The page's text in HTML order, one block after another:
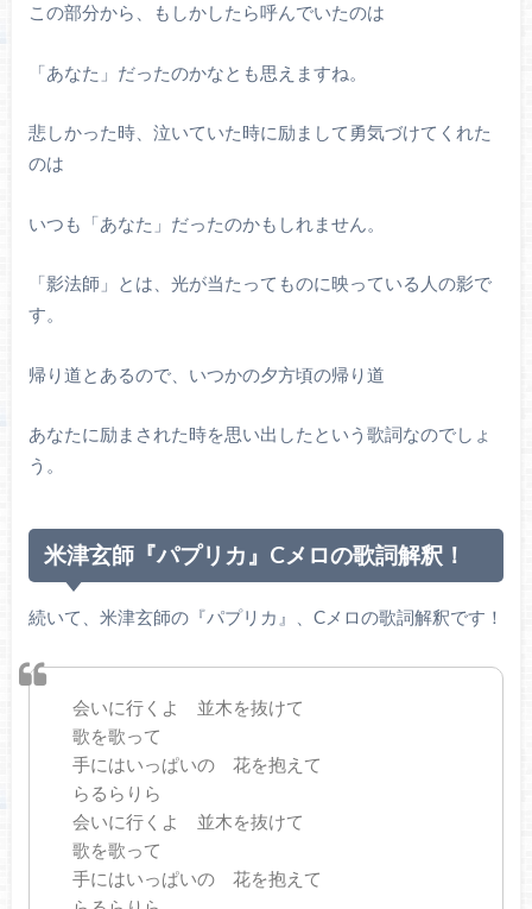
この部分から、もしかしたら呼んでいたのは
「あなた」だったのかなとも思えますね。
悲しかった時、泣いていた時に励まして勇気づけてくれた
のは
いつも「あなた」だったのかもしれません。
「影法師」とは、光が当たってものに映っている人の影で
す。
帰り道とあるので、いつかの夕方頃の帰り道
あなたに励まされた時を思い出したという歌詞なのでしょ
う。
米津玄師『パプリカ』Cメロの歌詞解釈！
続いて、米津玄師の『パプリカ』、Cメロの歌詞解釈です！
会いに行くよ 並木を抜けて
歌を歌って
手にはいっぱいの 花を抱えて
らるらりら
会いに行くよ 並木を抜けて
歌を歌って
手にはいっぱいの 花を抱えて